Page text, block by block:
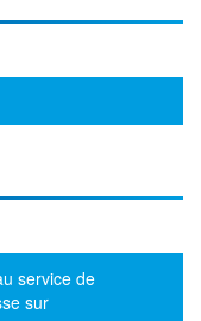
service de
sur